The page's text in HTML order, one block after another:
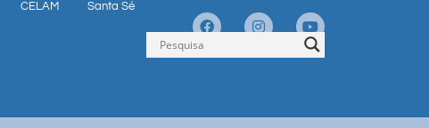
CELAM Santa Sé